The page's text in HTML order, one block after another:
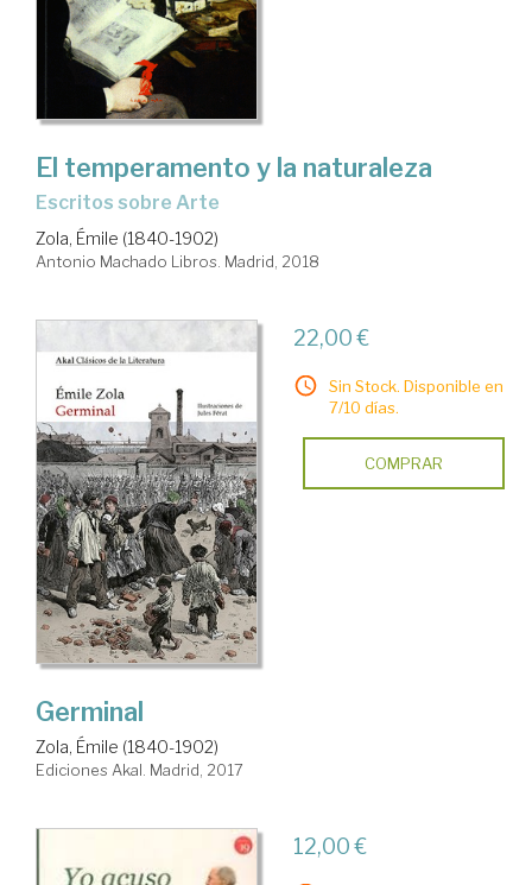
El temperamento y la naturaleza
Escritos sobre Arte
Zola, Émile (1840-1902)
Antonio Machado Libros. Madrid, 2018
22,00 €
Sin Stock. Disponible en
7/10 días.
COMPRAR
Germinal
Zola, Émile (1840-1902)
Ediciones Akal. Madrid, 2017
12,00 €